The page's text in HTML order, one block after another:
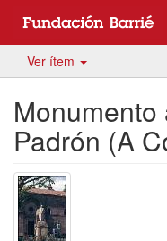
Ver ítem
Padrón (A